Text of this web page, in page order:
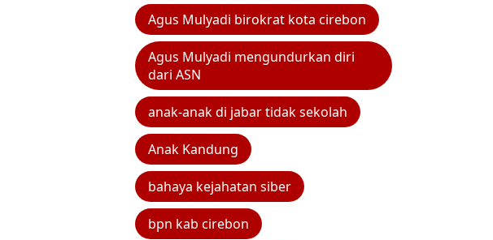
Agus Mulyadi birokrat kota cirebon
Agus Mulyadi mengundurkan diri
dari ASN
anak-anak di jabar tidak sekolah
Anak Kandung
bahaya kejahatan siber
bpn kab cirebon